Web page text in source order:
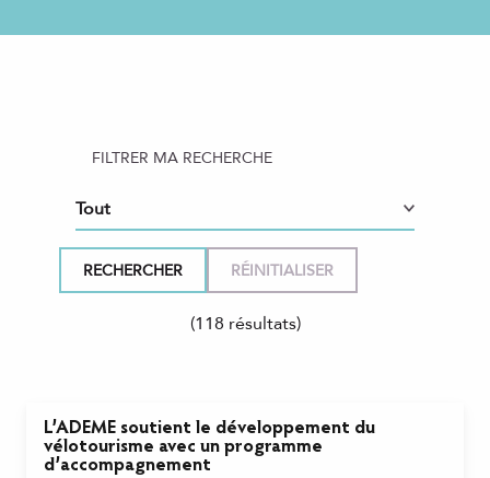
FILTRER MA RECHERCHE
(118 résultats)
L’ADEME soutient le développement du
vélotourisme avec un programme
d’accompagnement